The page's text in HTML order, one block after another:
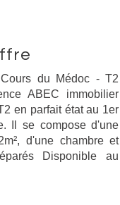
du Médoc - T2
ABEC immobilier
en parfait état au 1er
Il se compose d'une
d'une chambre et
Disponible au